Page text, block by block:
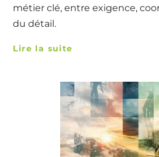
métier clé, entre exigence,
du détail.
Lire la suite